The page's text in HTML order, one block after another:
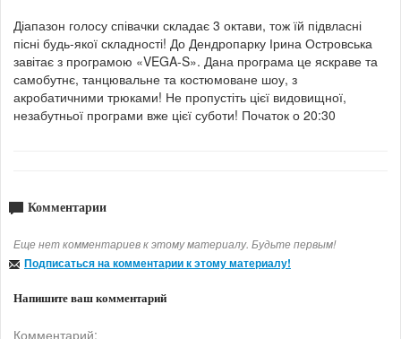
Діапазон голосу співачки складає 3 октави, тож їй підвласні
пісні будь-якої складності! До Дендропарку Ірина Островська
завітає з програмою «VEGA-S». Дана програма це яскраве та
самобутнє, танцювальне та костюмоване шоу, з
акробатичними трюками! Не пропустіть цієї видовищної,
незабутньої програми вже цієї суботи! Початок о 20:30
Комментарии
Еще нет комментариев к этому материалу. Будьте первым!
Подписаться на комментарии к этому материалу!
Напишите ваш комментарий
Комментарий: